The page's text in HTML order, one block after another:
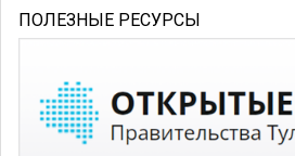
ПОЛЕЗНЫЕ РЕСУРСЫ